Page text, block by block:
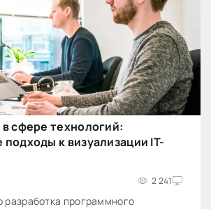
сфере технологий:
к визуализации IT-
2 241
разработка программного